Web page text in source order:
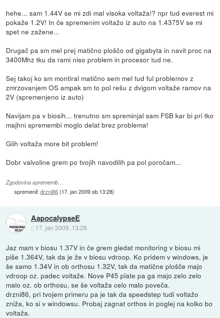
hehe... sam 1.44V se mi zdi mal visoka voltaža!? npr tud everest mi
pokaže 1.2V! In če spremenim voltažo iz auto na 1.4375V se mi
spet ne zažene...
Drugač pa sm mel prej matično ploščo od gigabyta in navit proc na
3400Mhz tku da rami niso problem in procesor tud ne.
Sej takoj ko sm montiral matično sem mel tud ful problemov z
zmrzovanjem OS ampak sm to pol rešu z dvigom voltaže ramov na
2V (spremenjeno iz auto)
Navijam pa v biosih... trenutno sm spreminjal sam FSB kar bi pri tko
majhni spremembi moglo delat brez problema!
Glih voltaža more bit problem!
Dobr valvoline grem po tvojih navodilih pa pol poročam...
Zgodovina sprememb…
spremenil:drzni86(17. jan 2009 ob 13:28)
AapocalypseE
:: 17. jan 2009, 13:28
Jaz mam v biosu 1.37V in če grem gledat monitoring v biosu mi
piše 1.364V, tak da je že v biosu vdroop. Ko pridem v windows, je
še samo 1.34V in ob orthosu 1.32V, tak da matične plošče majo
vdroop oz. padec voltaže. Nove P45 plate pa ga majo zelo zelo
malo oz. ob orthosu, se še voltaža celo malo poveča.
drzni86, pri tvojem primeru pa je tak da speedstep tudi voltažo
zniža, ko si v windowsu. Probaj zagnat orthos in poglej na kolko bo
voltaža.